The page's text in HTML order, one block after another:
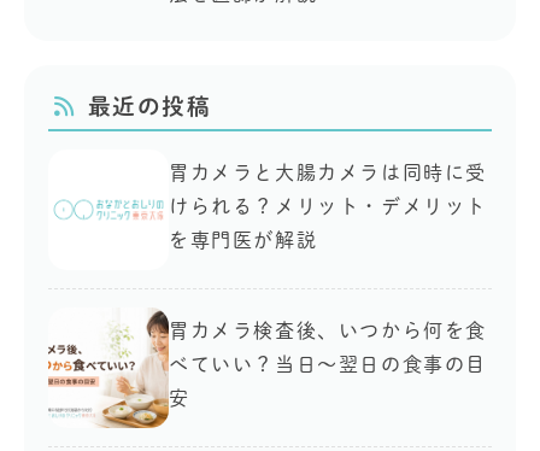
最近の投稿
胃カメラと大腸カメラは同時に受
けられる？メリット・デメリット
を専門医が解説
胃カメラ検査後、いつから何を食
べていい？当日〜翌日の食事の目
安